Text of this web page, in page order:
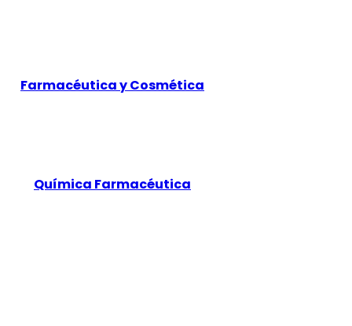
Farmacéutica y Cosmética
Química Farmacéutica